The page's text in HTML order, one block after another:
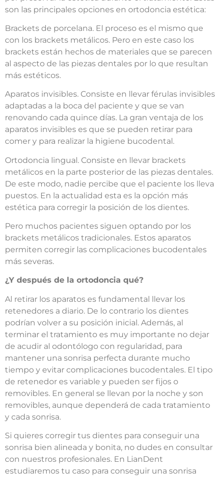
son las principales opciones en ortodoncia estética:
Brackets de porcelana. El proceso es el mismo que
con los brackets metálicos. Pero en este caso los
brackets están hechos de materiales que se parecen
al aspecto de las piezas dentales por lo que resultan
más estéticos.
Aparatos invisibles. Consiste en llevar férulas invisibles
adaptadas a la boca del paciente y que se van
renovando cada quince días. La gran ventaja de los
aparatos invisibles es que se pueden retirar para
comer y para realizar la higiene bucodental.
Ortodoncia lingual. Consiste en llevar brackets
metálicos en la parte posterior de las piezas dentales.
De este modo, nadie percibe que el paciente los lleva
puestos. En la actualidad esta es la opción más
estética para corregir la posición de los dientes.
Pero muchos pacientes siguen optando por los
brackets metálicos tradicionales. Estos aparatos
permiten corregir las complicaciones bucodentales
más severas.
¿Y después de la ortodoncia qué?
Al retirar los aparatos es fundamental llevar los
retenedores a diario. De lo contrario los dientes
podrían volver a su posición inicial. Además, al
terminar el tratamiento es muy importante no dejar
de acudir al odontólogo con regularidad, para
mantener una sonrisa perfecta durante mucho
tiempo y evitar complicaciones bucodentales. El tipo
de retenedor es variable y pueden ser fijos o
removibles. En general se llevan por la noche y son
removibles, aunque dependerá de cada tratamiento
y cada sonrisa.
Si quieres corregir tus dientes para conseguir una
sonrisa bien alineada y bonita, no dudes en consultar
con nuestros profesionales. En LianDent
estudiaremos tu caso para conseguir una sonrisa